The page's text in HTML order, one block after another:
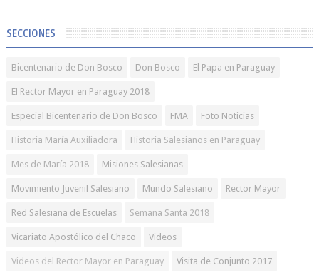
SECCIONES
Bicentenario de Don Bosco Don Bosco El Papa en Paraguay
El Rector Mayor en Paraguay 2018
Especial Bicentenario de Don Bosco FMA Foto Noticias
Historia María Auxiliadora Historia Salesianos en Paraguay
Mes de María 2018 Misiones Salesianas
Movimiento Juvenil Salesiano Mundo Salesiano Rector Mayor
Red Salesiana de Escuelas Semana Santa 2018
Vicariato Apostólico del Chaco Videos
Videos del Rector Mayor en Paraguay Visita de Conjunto 2017